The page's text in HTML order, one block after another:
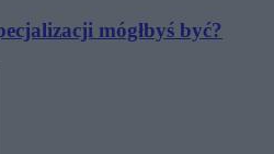
mógłbyś być?